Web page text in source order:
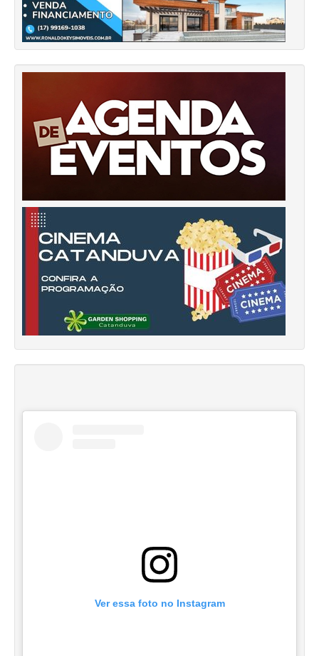
Ver essa foto no Instagram